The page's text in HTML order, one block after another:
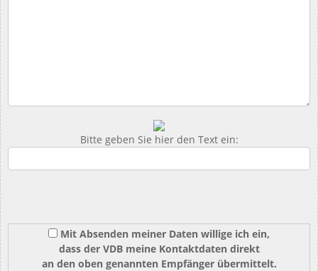
Bitte geben Sie hier den Text ein:
Mit Absenden meiner Daten willige ich ein,
dass der VDB meine Kontaktdaten direkt
an den oben genannten Empfänger übermittelt.